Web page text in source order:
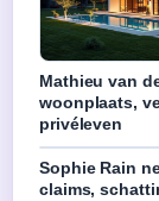
Mathieu van
woonplaats,
privéleven
Sophie Rain
claims,